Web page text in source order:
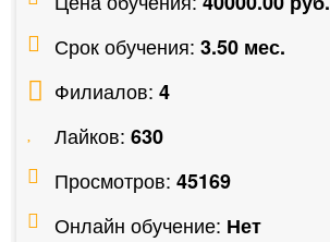
Срок обучения: 3.50 мес.
Филиалов: 4
Лайков: 630
Просмотров: 45169
Онлайн обучение: Нет